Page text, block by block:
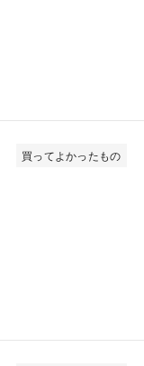
買ってよかったもの